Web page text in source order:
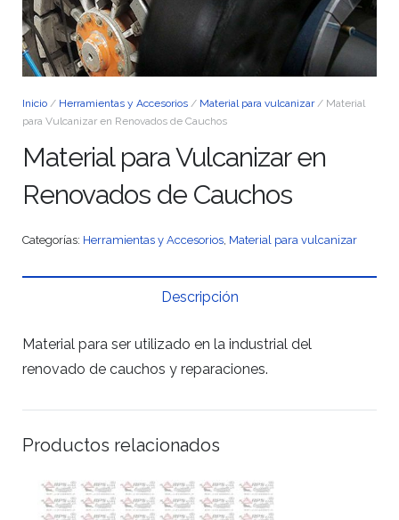
Inicio / Herramientas y Accesorios / Material para vulcanizar/ Material
para Vulcanizar en Renovados de Cauchos
Material para Vulcanizar en
Renovados de Cauchos
Categorías: Herramientas y Accesorios, Material para vulcanizar
Descripción
Material para ser utilizado en la industrial del
renovado de cauchos y reparaciones.
Productos relacionados